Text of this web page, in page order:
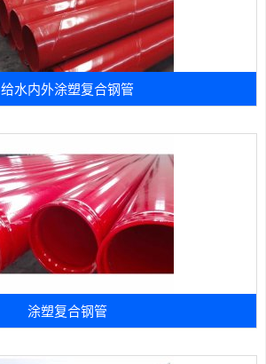
给水内外涂塑复合钢管
涂塑复合钢管